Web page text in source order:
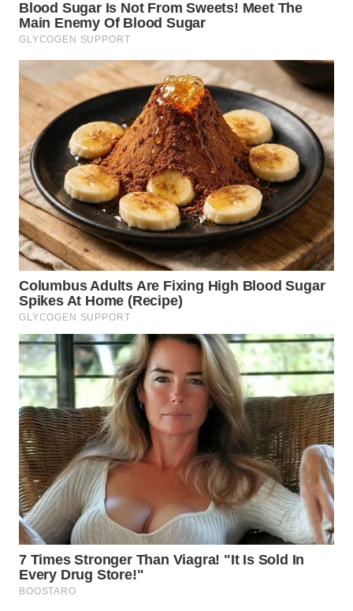
WN
KARO
SIMALUNGUN
WN
LABUHANBATU
WN
TAPANULI
TENGAH
WN DELI
SERDANG
WN
TEBING
TINGGI
WN
PAKPAK
WN
KARAWANG
WN
BEKASI
WN
BOGOR